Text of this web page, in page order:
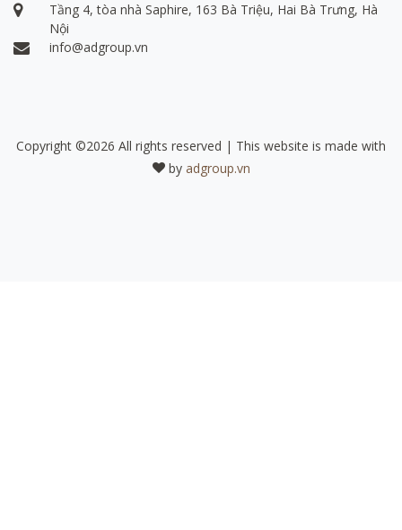
Tầng 4, tòa nhà Saphire, 163 Bà Triệu, Hai Bà Trưng, Hà
Nội
info@adgroup.vn
Copyright ©2026 All rights reserved | This website is made with
by adgroup.vn